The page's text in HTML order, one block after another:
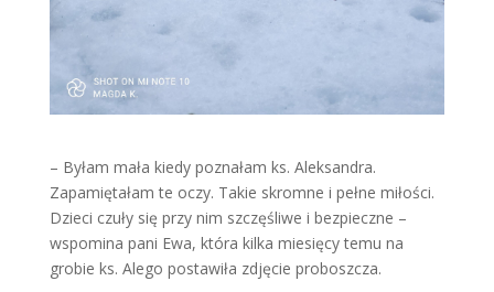
– Byłam mała kiedy poznałam ks. Aleksandra.
Zapamiętałam te oczy. Takie skromne i pełne miłości.
Dzieci czuły się przy nim szczęśliwe i bezpieczne –
wspomina pani Ewa, która kilka miesięcy temu na
grobie ks. Alego postawiła zdjęcie proboszcza.